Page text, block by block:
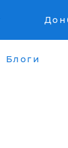
Блоги